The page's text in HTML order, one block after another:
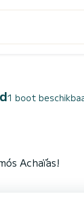
1 boot
Achaḯas!